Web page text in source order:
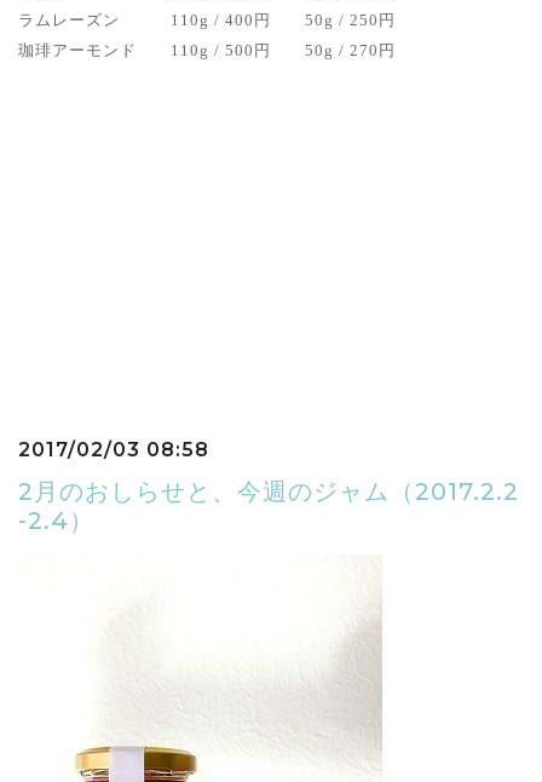
ラムレーズン
110g / 400円
50g / 250円
珈琲アーモンド 110g / 500円 50g / 270円
2017/02/03 08:58
2月のおしらせと、今週のジャム（2017.2.2
-2.4）